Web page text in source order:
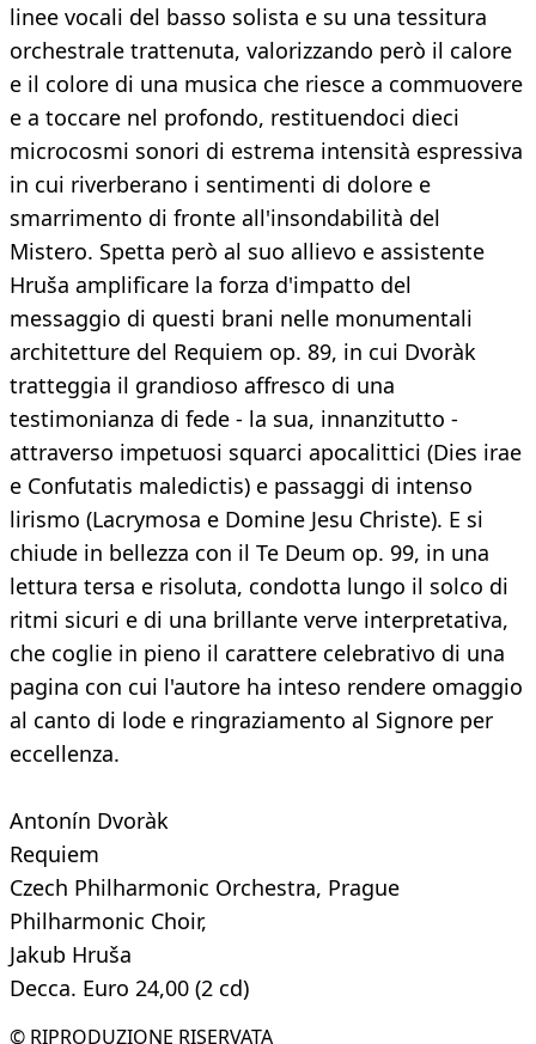
linee vocali del basso solista e su una tessitura
orchestrale trattenuta, valorizzando però il calore
e il colore di una musica che riesce a commuovere
e a toccare nel profondo, restituendoci dieci
microcosmi sonori di estrema intensità espressiva
in cui riverberano i sentimenti di dolore e
smarrimento di fronte all'insondabilità del
Mistero. Spetta però al suo allievo e assistente
Hruša amplificare la forza d'impatto del
messaggio di questi brani nelle monumentali
architetture del Requiem op. 89, in cui Dvoràk
tratteggia il grandioso affresco di una
testimonianza di fede - la sua, innanzitutto -
attraverso impetuosi squarci apocalittici (Dies irae
e Confutatis maledictis) e passaggi di intenso
lirismo (Lacrymosa e Domine Jesu Christe). E si
chiude in bellezza con il Te Deum op. 99, in una
lettura tersa e risoluta, condotta lungo il solco di
ritmi sicuri e di una brillante verve interpretativa,
che coglie in pieno il carattere celebrativo di una
pagina con cui l'autore ha inteso rendere omaggio
al canto di lode e ringraziamento al Signore per
eccellenza.
Antonín Dvoràk
Requiem
Czech Philharmonic Orchestra, Prague
Philharmonic Choir,
Jakub Hruša
Decca. Euro 24,00 (2 cd)
© RIPRODUZIONE RISERVATA